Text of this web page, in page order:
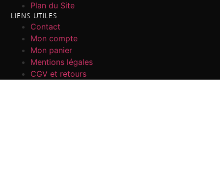
Plan du Site
LIENS UTILES
Contact
Mon compte
Mon panier
Mentions légales
CGV et retours